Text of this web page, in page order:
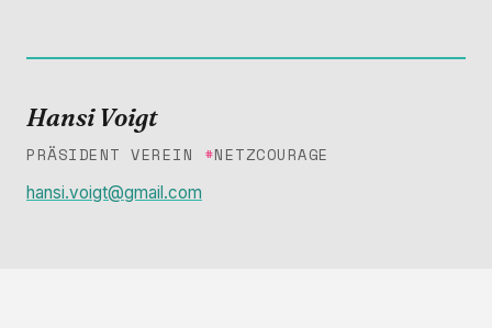
Hansi Voigt
PRÄSIDENT VEREIN #NETZCOURAGE
hansi.voigt@gmail.com